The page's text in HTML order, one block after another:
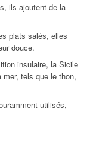
ils ajoutent de la
plats salés, elles
douce.
insulaire, la Sicile
mer, tels que le thon,
utilisés,